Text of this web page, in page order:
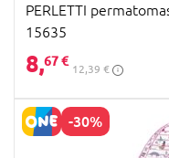
PERLETTI
15635
8,67 €
12,39 €
-30%